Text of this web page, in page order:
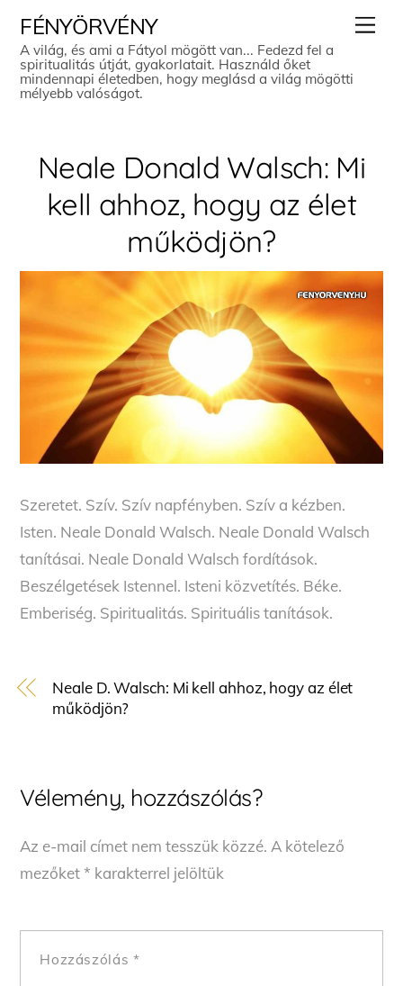
content
FÉNYÖRVÉNY
A világ, és ami a Fátyol mögött van... Fedezd fel a
spiritualitás útját, gyakorlatait. Használd őket
mindennapi életedben, hogy meglásd a világ mögötti
mélyebb valóságot.
Neale Donald Walsch: Mi
kell ahhoz, hogy az élet
működjön?
Szeretet. Szív. Szív napfényben. Szív a kézben.
Isten. Neale Donald Walsch. Neale Donald Walsch
tanításai. Neale Donald Walsch fordítások.
Beszélgetések Istennel. Isteni közvetítés. Béke.
Emberiség. Spiritualitás. Spirituális tanítások.
Neale D. Walsch: Mi kell ahhoz, hogy az élet
működjön?
Vélemény, hozzászólás?
Az e-mail címet nem tesszük közzé. A kötelező
mezőket* karakterrel jelöltük
Hozzászólás *